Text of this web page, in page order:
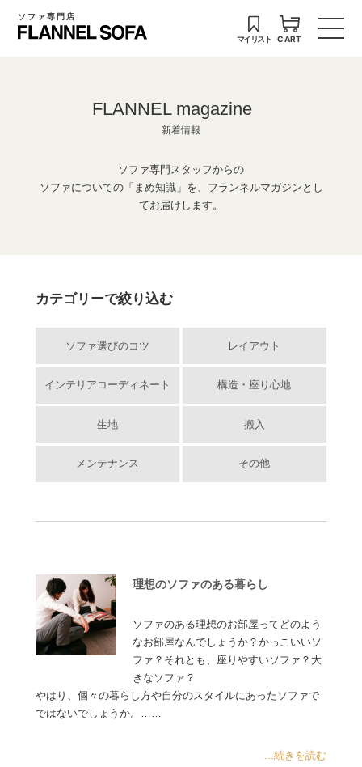
ソファ専門店
マイリスト CART
FLANNEL magazine
新着情報
ソファ専門スタッフからの
ソファについての「まめ知識」を、フランネルマガジンとし
てお届けします。
カテゴリーで絞り込む
ソファ選びのコツ レイアウト
インテリアコーディネート 構造・座り心地
生地 搬入
メンテナンス その他
理想のソファのある暮らし
ソファのある理想のお部屋ってどのよう
なお部屋なんでしょうか？かっこいいソ
ファ？それとも、座りやすいソファ？大
きなソファ？
やはり、個々の暮らし方や自分のスタイルにあったソファで
ではないでしょうか。……
...続きを読む